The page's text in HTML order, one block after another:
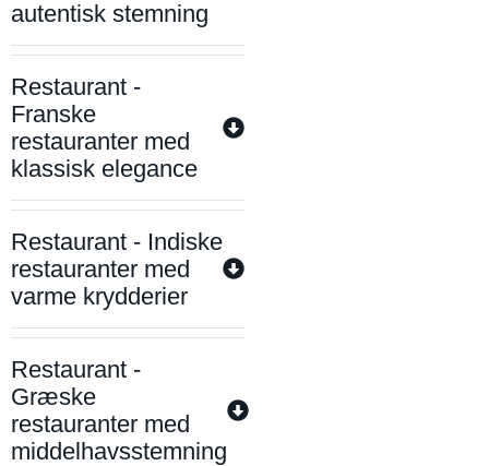
autentisk stemning
Restaurant -
Franske
restauranter med
klassisk elegance
Restaurant - Indiske
restauranter med
varme krydderier
Restaurant -
Græske
restauranter med
middelhavsstemning